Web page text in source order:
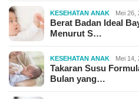
KESEHATAN ANAK Mei 26,
Berat Badan Ideal
Menurut S…
KESEHATAN ANAK Mei 14,
Takaran Susu
Bulan yang…